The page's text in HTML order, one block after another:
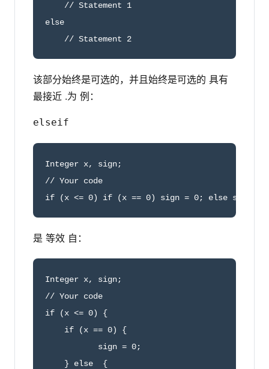
    // Statement 1
else
    // Statement 2
该部分始终是可选的，并且始终是可选的 具有
最接近 .为 例：
elseif
Integer x, sign;
// Your code
if (x <= 0) if (x == 0) sign = 0; else sign =
是 等效 自：
Integer x, sign;
// Your code
if (x <= 0) {
    if (x == 0) {
           sign = 0;
    } else  {